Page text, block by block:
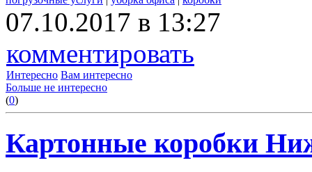
07.10.2017 в 13:27
комментировать
Интересно Вам интересно
Больше не интересно
(0)
Картонные коробки